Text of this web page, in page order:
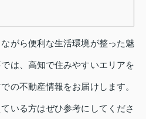
がら便利な生活環境が整った魅
は、高知で住みやすいエリアを
の不動産情報をお届けします。
いる方はぜひ参考にしてくださ